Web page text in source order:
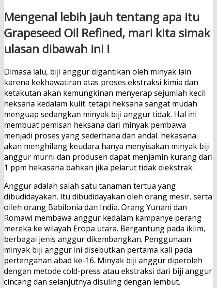
Mengenal lebih jauh tentang apa itu
Grapeseed Oil Refined, mari kita simak
ulasan dibawah ini !
Dimasa lalu, biji anggur digantikan oleh minyak lain
karena kekhawatiran atas proses ekstraksi kimia dan
ketakutan akan kemungkinan menyerap sejumlah kecil
heksana kedalam kulit. tetapi heksana sangat mudah
menguap sedangkan minyak biji anggur tidak. Hal ini
membuat pemisah heksana dari minyak pembawa
menjadi proses yang sederhana dan andal. hekasana
akan menghilang keudara hanya menyisakan minyak biji
anggur murni dan produsen dapat menjamin kurang dari
1 ppm hekasana bahkan jika pelarut tidak diekstrak.
Anggur adalah salah satu tanaman tertua yang
dibudidayakan. Itu dibudidayakan oleh orang mesir, serta
oileh orang Babilonia dan India. Orang Yunani dan
Romawi membawa anggur kedalam kampanye perang
mereka ke wilayah Eropa utara. Bergantung pada iklim,
berbagai jenis anggur dikembangkan. Penggunaan
minyak biji anggur ini disebutkan pertama kali pada
pertengahan abad ke-16. Minyak biji anggur diperoleh
dengan metode cold-press atau ekstraksi dari biji anggur
cincang dan selanjutnya disuling dengan lembut.